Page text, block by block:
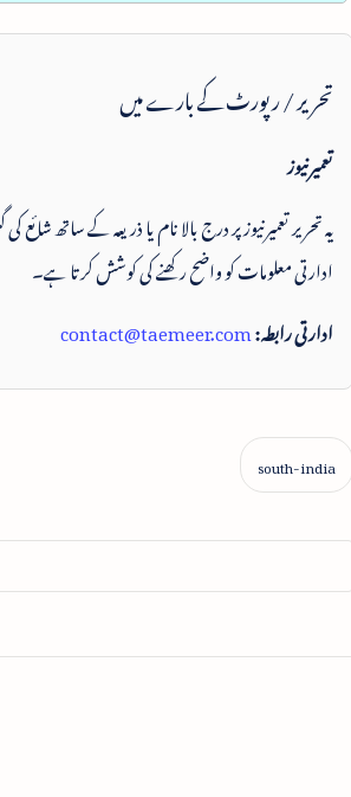
تحریر / رپورٹ کے بارے میں
تعمیرنیوز
یہ تحریر تعمیرنیوز پر درج بالا نام یا ذریعہ کے ساتھ
ادارتی معلومات کو واضح رکھنے کی کوشش کرتا ہے۔
ادارتی رابطہ:contact@taemeer.com